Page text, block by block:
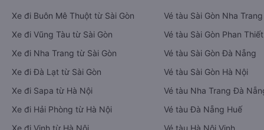
Xe đi Buôn Mê Thuột từ Sài Gòn
Xe đi Vũng Tàu từ Sài Gòn
Xe đi Nha Trang từ Sài Gòn
Xe đi Đà Lạt từ Sài Gòn
Xe đi Sapa từ Hà Nội
Xe đi Hải Phòng từ Hà Nội
Xe đi Vinh từ Hà Nội
Vé tàu Sài Gòn Nha Trang
Vé tàu Sài Gòn Phan Thiết
Vé tàu Sài Gòn Đà Nẵng
Vé tàu Sài Gòn Hà Nội
Vé tàu Nha Trang Đà
Vé tàu Đà Nẵng Huế
Vé tàu Hà Nội Vinh